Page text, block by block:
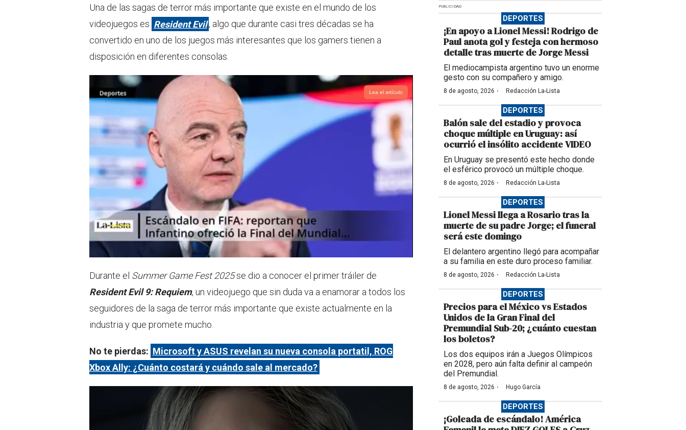
s
p
p
Una de las sagas de terror más importante que existe en el mundo de los
videojuegos es Resident Evil, algo que durante casi tres décadas se ha
convertido en uno de los juegos más interesantes que los gamers tienen a
disposición en diferentes consolas.
Lea el artículo
Durante el Summer Game Fest 2025se dio a conocer el primer tráiler de
Resident Evil 9: Requiem, un videojuego que sin duda va a enamorar a todos los
seguidores de la saga de terror más importante que existe actualmente en la
industria y que promete mucho.
No te pierdas: Microsoft y ASUS revelan su nueva consola portatil, ROG
Xbox Ally: ¿Cuánto costará y cuándo sale al mercado?
PUBLICIDAD
DEPORTES
¡En apoyo a Lionel Messi! Rodrigo de
Paul anota gol y festeja con hermoso
detalle tras muerte de Jorge Messi
El mediocampista argentino tuvo un enorme
gesto con su compañero y amigo.
8 de agosto, 2026 · Redacción La-Lista
DEPORTES
Balón sale del estadio y provoca
choque múltiple en Uruguay: así
ocurrió el insólito accidente VIDEO
En Uruguay se presentó este hecho donde
el esférico provocó un múltiple choque.
8 de agosto, 2026 · Redacción La-Lista
DEPORTES
Lionel Messi llega a Rosario tras la
muerte de su padre Jorge; el funeral
será este domingo
El delantero argentino llegó para acompañar
a su familia en este duro proceso familiar.
8 de agosto, 2026 · Redacción La-Lista
DEPORTES
Precios para el México vs Estados
Unidos de la Gran Final del
Premundial Sub-20; ¿cuánto cuestan
los boletos?
Los dos equipos irán a Juegos Olímpicos
en 2028, pero aún falta definir al campeón
del Premundial.
8 de agosto, 2026 · Hugo García
DEPORTES
¡Goleada de escándalo! América